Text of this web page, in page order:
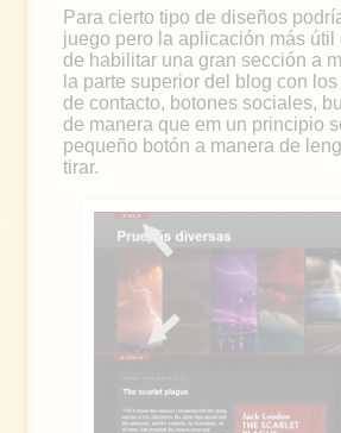
Para cierto tipo de diseños
juego pero la aplicación más útil
de habilitar una gran sección a
la parte superior del blog con
de contacto, botones sociales,
de manera que em un principio
pequeño botón a manera de
tirar.